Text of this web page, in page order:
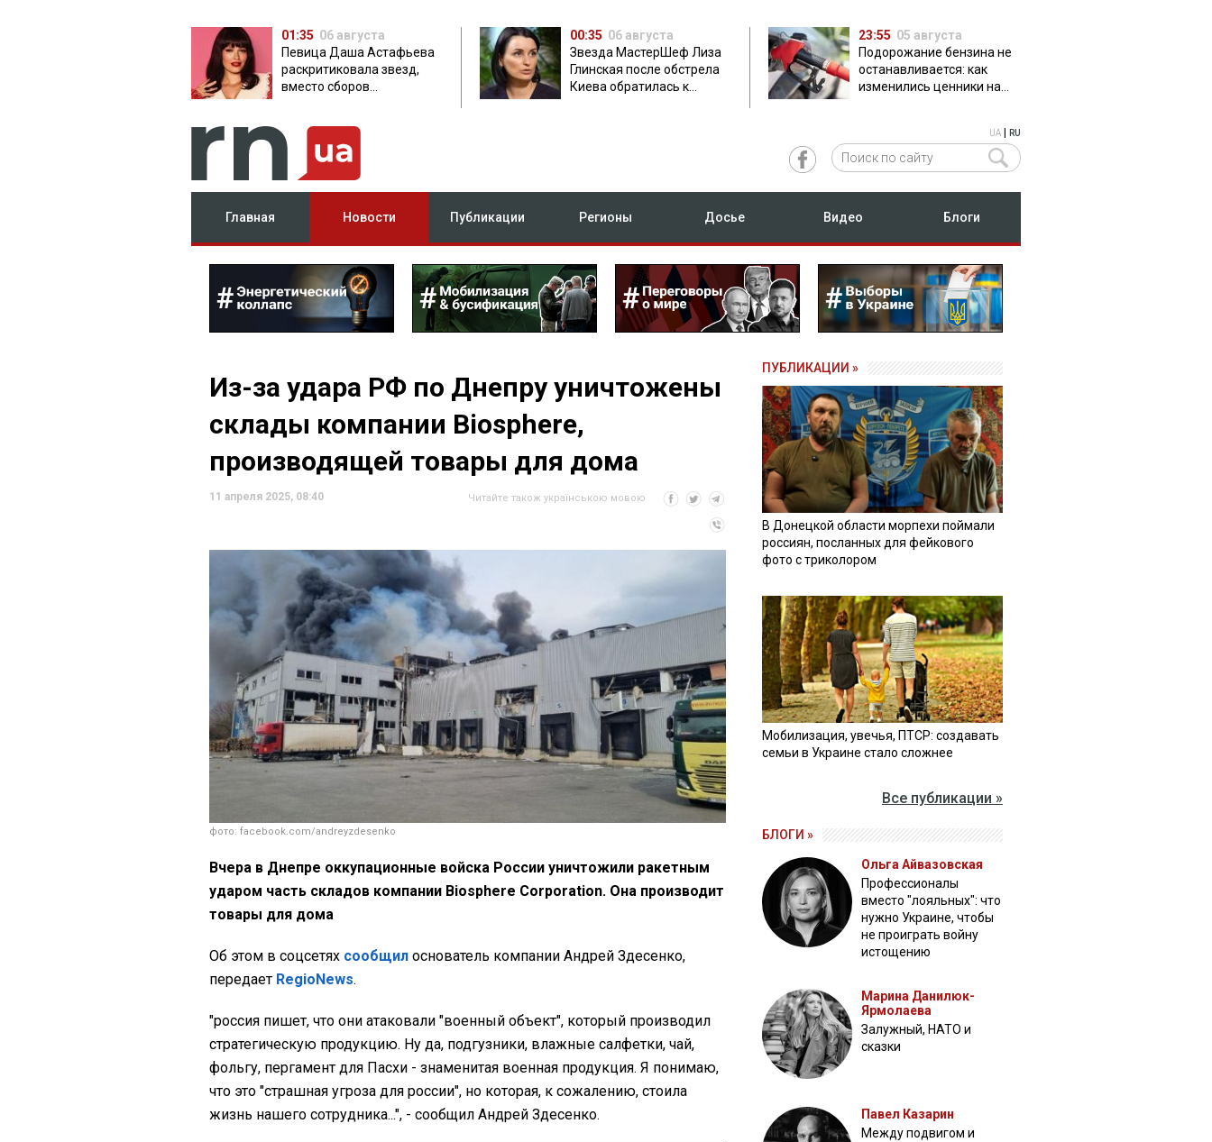
01:35 06 августа
Певица Даша Астафьева
раскритиковала звезд,
вместо сборов
00:35 06 августа
Звезда МастерШеф Лиза
Глинская после обстрела
Киева обратилась к
23:55 05 августа
Подорожание бензина не
останавливается: как
изменились ценники на
UA RU
Главная Новости Публикации Регионы Досье Видео Блоги
Из-за удара РФ по Днепру уничтожены
склады компании Biosphere,
производящей товары для дома
11 апреля 2025, 08:40 Читайте також українською мовою
фото: facebook.com/andreyzdesenko
Вчера в Днепре оккупационные войска России уничтожили ракетным
ударом часть складов компании Biosphere Corporation. Она производит
товары для дома
Об этом в соцсетях сообщил основатель компании Андрей Здесенко,
передает RegioNews.
"россия пишет, что они атаковали "военный объект", который производил
стратегическую продукцию. Ну да, подгузники, влажные салфетки, чай,
фольгу, пергамент для Пасхи - знаменитая военная продукция. Я понимаю,
что это "страшная угроза для россии", но которая, к сожалению, стоила
жизнь нашего сотрудника...", - сообщил Андрей Здесенко.
ПУБЛИКАЦИИ »
В Донецкой области морпехи поймали
россиян, посланных для фейкового
фото с триколором
Мобилизация, увечья, ПТСР: создавать
семьи в Украине стало сложнее
Все публикации »
БЛОГИ »
Ольга Айвазовская
Профессионалы
вместо "лояльных": что
нужно Украине, чтобы
не проиграть войну
истощению
Марина Данилюк-
Ярмолаева
Залужный, НАТО и
сказки
Павел Казарин
Между подвигом и